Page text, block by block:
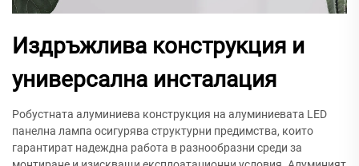
Издръжлива конструкция и
универсална инсталация
Робустната алуминиева конструкция на алуминиевата LED
панелна лампа осигурява структурни предимства, които
гарантират надеждна работа в разнообразни среди за